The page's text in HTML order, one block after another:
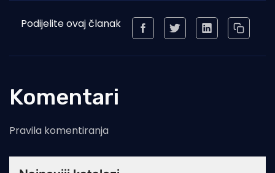
Podijelite ovaj članak
Komentari
Pravila komentiranja